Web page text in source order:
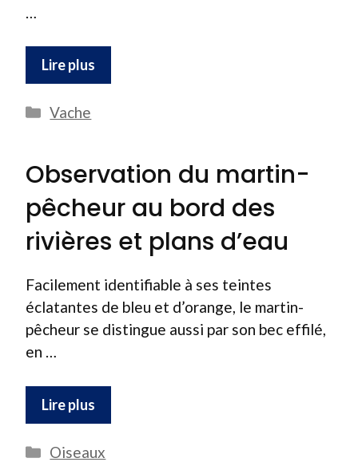
Lire plus
Catégories
Vache
Observation du martin-
pêcheur au bord des
rivières et plans d’eau
Facilement identifiable à ses teintes
éclatantes de bleu et d’orange, le martin-
pêcheur se distingue aussi par son bec effilé,
en …
Lire plus
Catégories
Oiseaux